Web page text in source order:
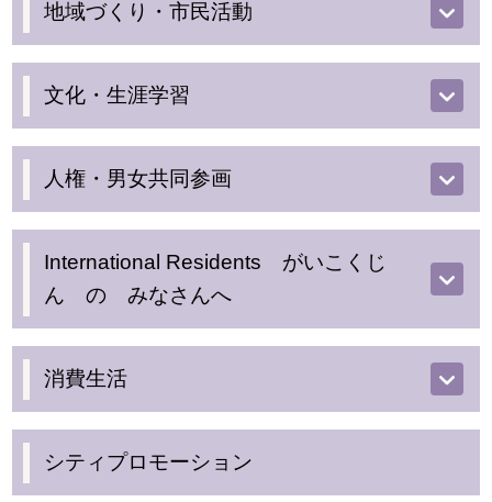
地域づくり・市民活動
文化・生涯学習
人権・男女共同参画
International Residents がいこくじ
ん の みなさんへ
消費生活
シティプロモーション